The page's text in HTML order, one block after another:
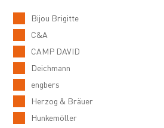
Bijou Brigitte
C&A
CAMP DAVID
Deichmann
engbers
Herzog & Bräuer
Hunkemöller